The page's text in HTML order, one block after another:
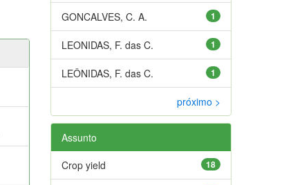
1
GONCALVES, C. A.
1
LEONIDAS, F. das C.
1
LEÔNIDAS, F. das C.
próximo >
Assunto
18
Crop yield